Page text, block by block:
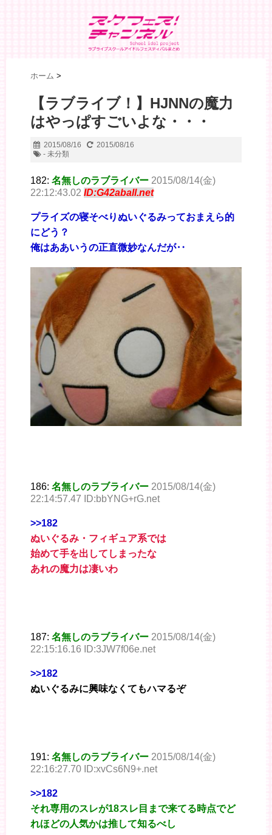
ホーム >
【ラブライブ！】HJNNの魔力
はやっぱすごいよな・・・
2015/08/16
2015/08/16
- 未分類
182: 名無しのラブライバー 2015/08/14(金)
22:12:43.02 ID:G42aball.net
プライズの寝そべりぬいぐるみっておまえら的
にどう？
俺はああいうの正直微妙なんだが‥
186: 名無しのラブライバー 2015/08/14(金)
22:14:57.47 ID:bbYNG+rG.net
>>182
ぬいぐるみ・フィギュア系では
始めて手を出してしまったな
あれの魔力は凄いわ
187: 名無しのラブライバー 2015/08/14(金)
22:15:16.16 ID:3JW7f06e.net
>>182
ぬいぐるみに興味なくてもハマるぞ
191: 名無しのラブライバー 2015/08/14(金)
22:16:27.70 ID:xvCs6N9+.net
>>182
それ専用のスレが18スレ目まで来てる時点でど
れほどの人気かは推して知るべし